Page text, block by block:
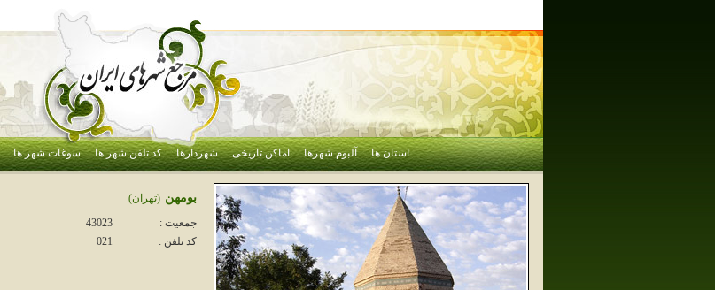
استان ها آلبوم شهرها اماکن تاریخی شهردارها کد تلفن شهر ها سوغات شهر ها
بومهن (تهران)
جمعیت :
43023
کد تلفن :
021